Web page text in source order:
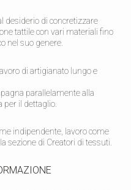
desiderio di concretizzare
tattile con vari materiali fino
nel suo genere.
di artigianato lungo e
parallelamente alla
per il dettaglio.
indipendente, lavoro come
sezione di Creatori di tessuti.